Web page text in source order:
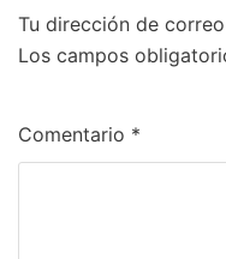
Tu dirección de
Los campos
Comentario *